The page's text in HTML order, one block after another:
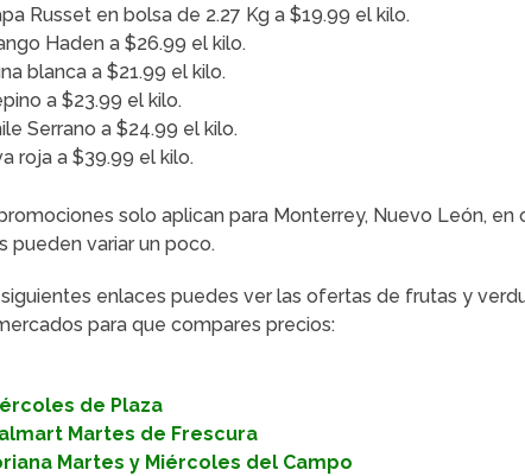
Russet en bolsa de 2.27 Kg a $19.99 el kilo.
Haden a $26.99 el kilo.
blanca a $21.99 el kilo.
a $23.99 el kilo.
Serrano a $24.99 el kilo.
roja a $39.99 el kilo.
solo aplican para Monterrey, Nuevo León, en
pueden variar un poco.
siguientes enlaces puedes ver las ofertas de frutas y
para que compares precios:
de Plaza
Martes de Frescura
Martes y Miércoles del Campo